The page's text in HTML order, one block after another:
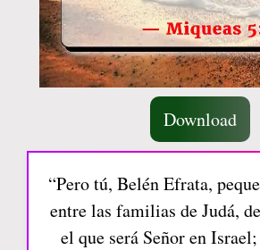
Download
“Pero tú, Belén Efrata,
entre las familias de Judá,
el que será Señor en